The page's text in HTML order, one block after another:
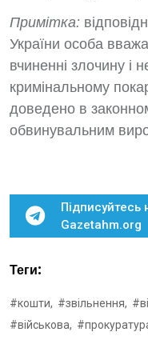
Примітка:
України особа
вчиненні злочину і
кримінальному
доведено в
обвинувальним
Підписуйтесь
Gazetahm.org
Теги:
#кошти, #звільнення,
#військова,